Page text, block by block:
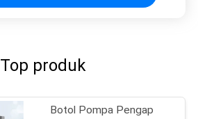
Top produk
Botol Pompa Pengap